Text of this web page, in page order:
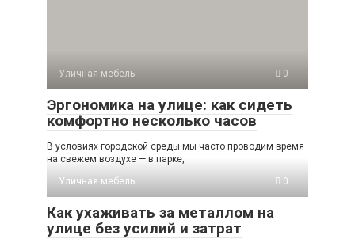
Уличная мебель 0
Эргономика на улице: как сидеть
комфортно несколько часов
В условиях городской среды мы часто проводим время
на свежем воздухе — в парке,
Уличная мебель
0
Как ухаживать за металлом на
улице без усилий и затрат